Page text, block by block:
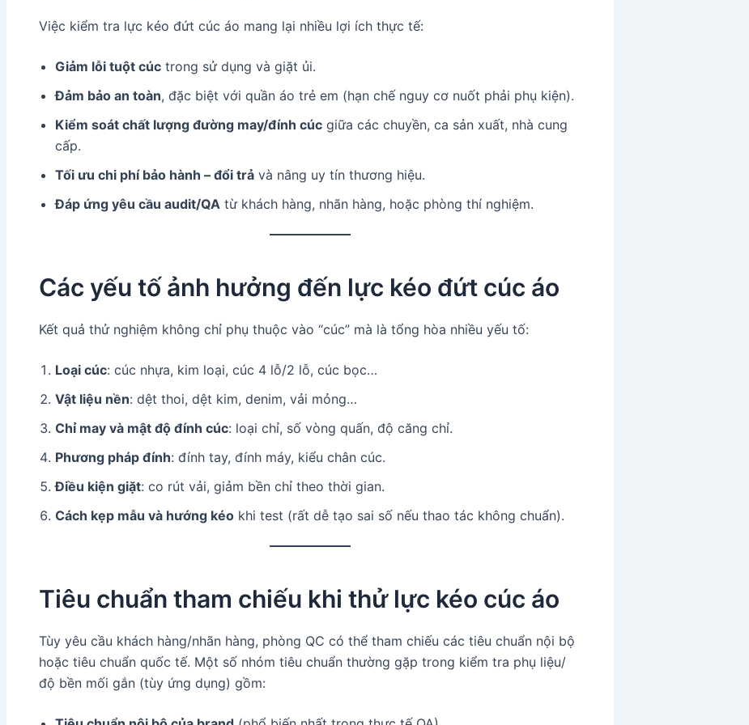
Việc kiểm tra lực kéo đứt cúc áo mang lại nhiều lợi ích thực tế:
Giảm lỗi tuột cúc trong sử dụng và giặt ủi.
Đảm bảo an toàn, đặc biệt với quần áo trẻ em (hạn chế nguy cơ nuốt phải phụ kiện).
Kiểm soát chất lượng đường may/đính cúc giữa các chuyền, ca sản xuất, nhà cung
cấp.
Tối ưu chi phí bảo hành – đổi trả và nâng uy tín thương hiệu.
Đáp ứng yêu cầu audit/QA từ khách hàng, nhãn hàng, hoặc phòng thí nghiệm.
Các yếu tố ảnh hưởng đến lực kéo đứt cúc áo
Kết quả thử nghiệm không chỉ phụ thuộc vào “cúc” mà là tổng hòa nhiều yếu tố:
Loại cúc: cúc nhựa, kim loại, cúc 4 lỗ/2 lỗ, cúc bọc…
Vật liệu nền: dệt thoi, dệt kim, denim, vải mỏng…
Chỉ may và mật độ đính cúc: loại chỉ, số vòng quấn, độ căng chỉ.
Phương pháp đính: đính tay, đính máy, kiểu chân cúc.
Điều kiện giặt: co rút vải, giảm bền chỉ theo thời gian.
Cách kẹp mẫu và hướng kéo khi test (rất dễ tạo sai số nếu thao tác không chuẩn).
Tiêu chuẩn tham chiếu khi thử lực kéo cúc áo
Tùy yêu cầu khách hàng/nhãn hàng, phòng QC có thể tham chiếu các tiêu chuẩn nội bộ
hoặc tiêu chuẩn quốc tế. Một số nhóm tiêu chuẩn thường gặp trong kiểm tra phụ liệu/
độ bền mối gắn (tùy ứng dụng) gồm: